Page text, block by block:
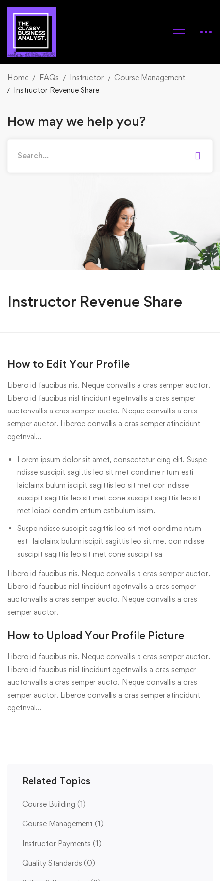
Home FAQs Instructor
Course Management
Instructor Revenue Share
How may we help you?
for:
Instructor Revenue Share
How to Edit Your Profile
Libero id faucibus nis. Neque convallis a cras semper auctor.
Libero id faucibus nisl tincidunt egetnvallis a cras semper
auctonvallis a cras semper aucto. Neque convallis a cras
semper auctor. Liberoe convallis a cras semper atincidunt
egetnval…
Lorem ipsum dolor sit amet, consectetur cing elit. Suspe
ndisse suscipit sagittis leo sit met condime ntum esti
laiolainx bulum iscipit sagittis leo sit met con ndisse
suscipit sagittis leo sit met cone suscipit sagittis leo sit
met loiaoi condim entum estibulum issim.
Suspe ndisse suscipit sagittis leo sit met condime ntum
esti laiolainx bulum iscipit sagittis leo sit met con ndisse
suscipit sagittis leo sit met cone suscipit sa
Libero id faucibus nis. Neque convallis a cras semper auctor.
Libero id faucibus nisl tincidunt egetnvallis a cras semper
auctonvallis a cras semper aucto. Neque convallis a cras
semper auctor.
How to Upload Your Profile Picture
Libero id faucibus nis. Neque convallis a cras semper auctor.
Libero id faucibus nisl tincidunt egetnvallis a cras semper
auctonvallis a cras semper aucto. Neque convallis a cras
semper auctor. Liberoe convallis a cras semper atincidunt
egetnval…
Related Topics
Course Building (1)
Course Management (1)
Instructor Payments (1)
Quality Standards (0)